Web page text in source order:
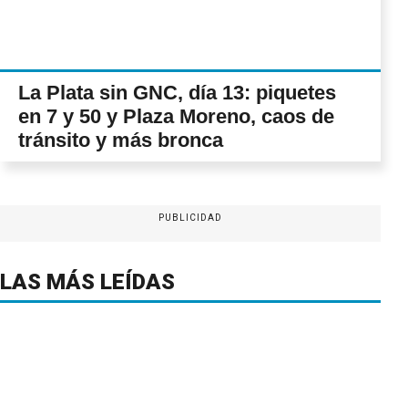
La Plata sin GNC, día 13: piquetes
en 7 y 50 y Plaza Moreno, caos de
tránsito y más bronca
PUBLICIDAD
LAS MÁS LEÍDAS